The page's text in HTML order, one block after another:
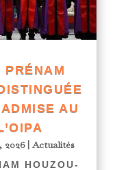
PRÉNAM
AU
2026|Actualités
HOUZOU-